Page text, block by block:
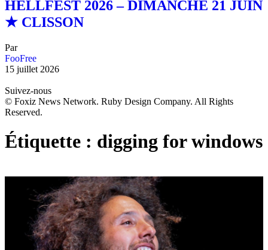
HELLFEST 2026 – DIMANCHE 21 JUIN
★ CLISSON
Par
FooFree
15 juillet 2026
Suivez-nous
© Foxiz News Network. Ruby Design Company. All Rights
Reserved.
Étiquette : digging for windows